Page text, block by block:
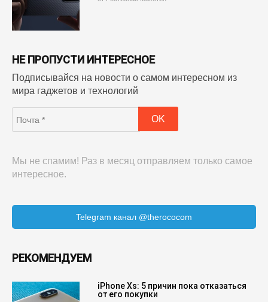
НЕ ПРОПУСТИ ИНТЕРЕСНОЕ
Подписывайся на новости о самом интересном из
мира гаджетов и технологий
Мы не спамим! Раз в месяц отправляем только самое
интересное.
Telegram канал @therococom
РЕКОМЕНДУЕМ
iPhone Xs: 5 причин пока отказаться
от его покупки